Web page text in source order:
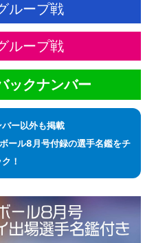
ループ戦
ループ戦
ックナンバー
ー以外も掲載
ール8月号付録の選手名鑑をチ
！